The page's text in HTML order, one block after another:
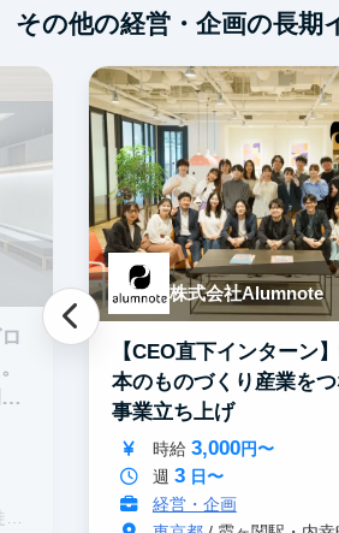
その他の経営・企画の長期
株式会社Alumnote
【CEO直下インターン
本のものづくり産業を
事業立ち上げ
時給 3,000円〜
週 3日〜
経営・企画